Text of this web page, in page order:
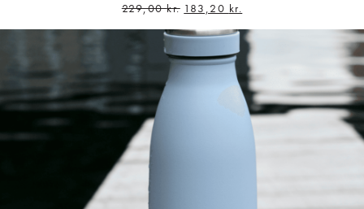
229,00kr. 183,20 kr.